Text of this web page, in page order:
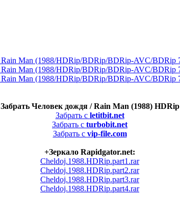
Забрать Человек дождя / Rain Man (1988) HDRip
Забрать с letitbit.net
Забрать с turbobit.net
Забрать с vip-file.com
+Зеркало Rapidgator.net:
Cheldoj.1988.HDRip.part1.rar
Cheldoj.1988.HDRip.part2.rar
Cheldoj.1988.HDRip.part3.rar
Cheldoj.1988.HDRip.part4.rar